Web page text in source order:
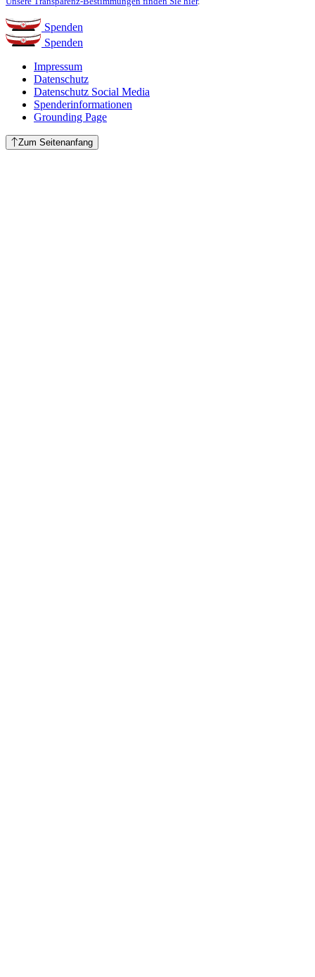
Spenden
Spenden
Impressum
Datenschutz
Datenschutz Social Media
Spenderinformationen
Grounding Page
Zum Seitenanfang